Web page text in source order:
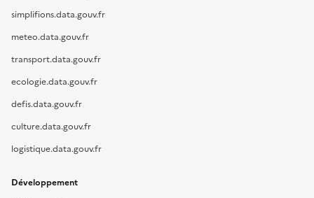
simplifions.data.gouv.fr
meteo.data.gouv.fr
transport.data.gouv.fr
ecologie.data.gouv.fr
defis.data.gouv.fr
culture.data.gouv.fr
logistique.data.gouv.fr
Développement